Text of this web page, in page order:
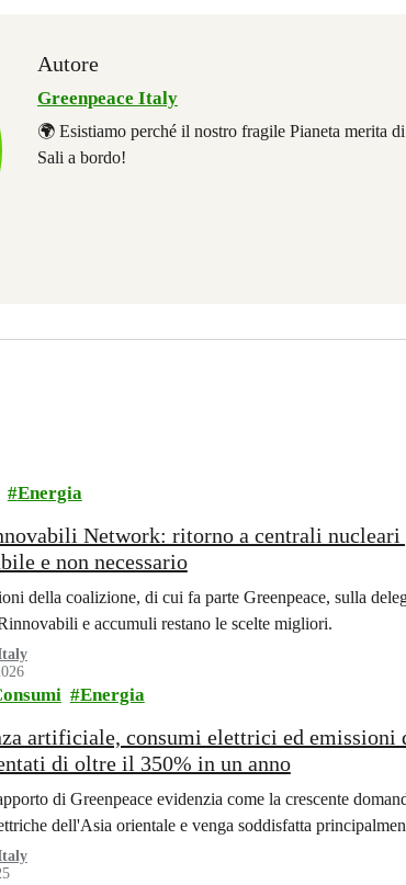
Autore
Greenpeace Italy
🌍 Esistiamo perché il nostro fragile Pianeta merita
Sali a bordo!
Energia
Network: ritorno a centrali nucleari
e non necessario
della coalizione, di cui fa parte Greenpeace, sulla
e accumuli restano le scelte migliori.
Energia
artificiale, consumi elettrici ed emissioni
di oltre il 350% in un anno
di Greenpeace evidenzia come la crescente
dell'Asia orientale e venga soddisfatta